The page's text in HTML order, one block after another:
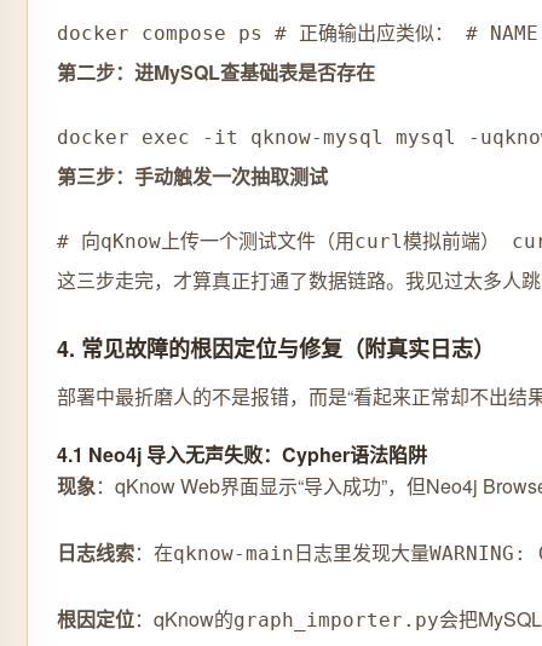
docker compose ps # 正确输出应类似：
第二步：进MySQL查基础表是否存在
docker exec -it qknow-mysql mysql -
第三步：手动触发一次抽取测试
# 向qKnow上传一个测试文件（用curl模
这三步走完，才算真正打通了数据链路。我见过太多人
4. 常见故障的根因定位与修复（附真实日志）
部署中最折磨人的不是报错，而是“看起来正常却不出
4.1 Neo4j 导入无声失败：Cypher语法陷阱
现象：qKnow Web界面显示“导入成功”，但Neo4j
日志线索：在qknow-main日志里发现大量
根因定位：qKnow的graph_importer.py会把